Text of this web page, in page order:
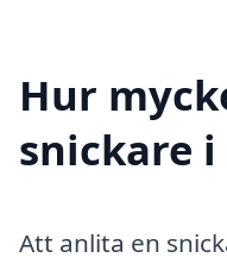
Hur
snickare i
Att anlita en